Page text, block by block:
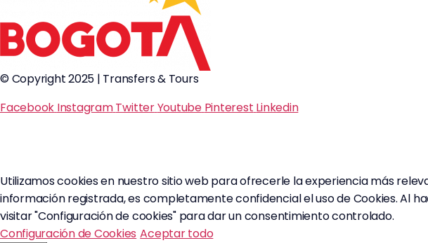
© Copyright 2025 | Transfers & Tours
Facebook InstagramTwitterYoutube Pinterest Linkedin
Utilizamos cookies en nuestro sitio web para ofrecerle la experiencia más
información registrada, es completamente confidencial el uso de Cookies. Al
visitar "Configuración de cookies" para dar un consentimiento controlado.
Configuración de Cookies Aceptar todo